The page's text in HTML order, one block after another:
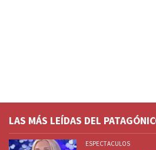
LAS MÁS LEÍDAS DEL
ESPECTACULOS